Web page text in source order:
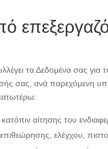
τα Δεδομένα σας για
σας, ανά παρεχόμενη
αίτησης του
ελέγχου,